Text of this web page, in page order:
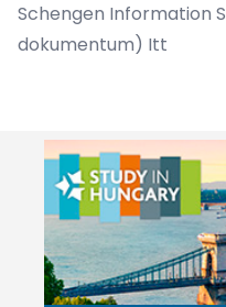
Schengen Information
dokumentum) Itt